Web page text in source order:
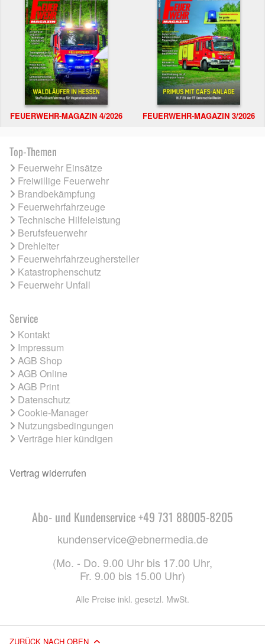
FEUERWEHR-MAGAZIN 4/2026 FEUERWEHR-MAGAZIN 3/2026
Top-Themen
Feuerwehr Einsätze
Freiwillige Feuerwehr
Brandbekämpfung
Feuerwehrfahrzeuge
Technische Hilfeleistung
Berufsfeuerwehr
Drehleiter
Feuerwehrfahrzeughersteller
Katastrophenschutz
Feuerwehr Unfall
Service
Kontakt
Impressum
AGB Shop
AGB Online
AGB Print
Datenschutz
Cookie-Manager
Nutzungsbedingungen
Verträge hier kündigen
Vertrag widerrufen
Abo- und Kundenservice +49 731 88005-8205
kundenservice@ebnermedia.de
(Mo. - Do. 9.00 Uhr bis 17.00 Uhr,
Fr. 9.00 bis 15.00 Uhr)
Alle Preise inkl. gesetzl. MwSt.
ZURÜCK NACH OBEN